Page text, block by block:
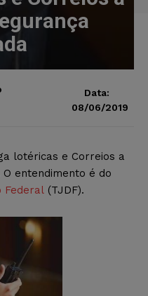
Data:
08/06/2019
lotéricas e Correios a
entendimento é do
Federal (TJDF).